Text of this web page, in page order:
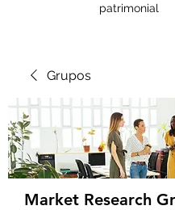
patrimonial
Grupos
Market Research